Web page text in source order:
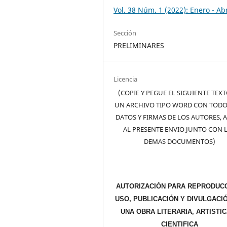
Vol. 38 Núm. 1 (2022): Enero -
Sección
PRELIMINARES
Licencia
(COPIE Y PEGUE EL SIGUIENTE
UN ARCHIVO TIPO WORD CON
DATOS Y FIRMAS DE LOS AUTORES,
AL PRESENTE ENVIO JUNTO CON
DEMAS DOCUMENTOS)
AUTORIZACIÓN PARA
USO, PUBLICACIÓN Y
UNA OBRA LITERARIA,
CIENTIFICA